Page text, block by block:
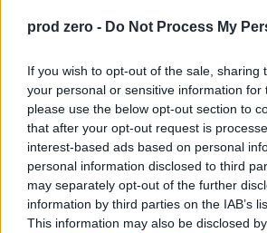
prod zero - Do Not Process My
If you wish to opt-out of the sale,
your personal or sensitive information
please use the below opt-out section to
that after your opt-out request is
interest-based ads based on personal
personal information disclosed to third
may separately opt-out of the further
information by third parties on the IAB’s
This information may also be disclosed
Katarzyna Dybińska
Dziennikarka
Tagi:bezrobocierynek pracy
Zobacz również
Biznes